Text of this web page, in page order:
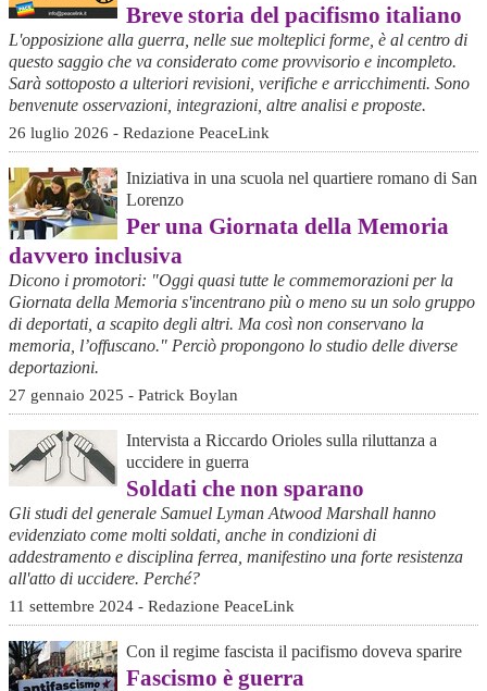
Breve storia del pacifismo italiano
L'opposizione alla guerra, nelle sue molteplici forme, è al centro di
questo saggio che va considerato come provvisorio e incompleto.
Sarà sottoposto a ulteriori revisioni, verifiche e arricchimenti. Sono
benvenute osservazioni, integrazioni, altre analisi e proposte.
26 luglio 2026 - Redazione PeaceLink
Iniziativa in una scuola nel quartiere romano di San
Lorenzo
Per una Giornata della Memoria
davvero inclusiva
Dicono i promotori: "Oggi quasi tutte le commemorazioni per la
Giornata della Memoria s'incentrano più o meno su un solo gruppo
di deportati, a scapito degli altri. Ma così non conservano la
memoria, l’offuscano." Perciò propongono lo studio delle diverse
deportazioni.
27 gennaio 2025 - Patrick Boylan
Intervista a Riccardo Orioles sulla riluttanza a
uccidere in guerra
Soldati che non sparano
Gli studi del generale Samuel Lyman Atwood Marshall hanno
evidenziato come molti soldati, anche in condizioni di
addestramento e disciplina ferrea, manifestino una forte resistenza
all'atto di uccidere. Perché?
11 settembre 2024 - Redazione PeaceLink
Con il regime fascista il pacifismo doveva sparire
Fascismo è guerra